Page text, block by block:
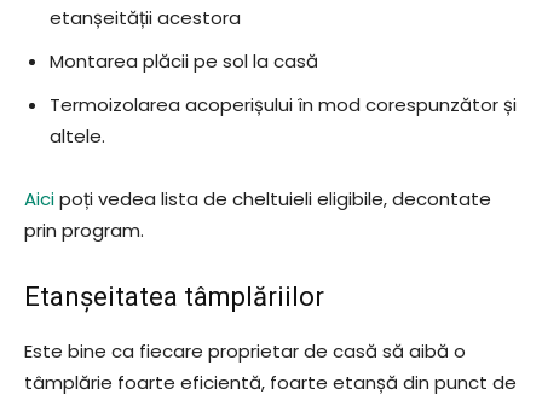
etanșeității acestora
Montarea plăcii pe sol la casă
Termoizolarea acoperișului în mod corespunzător și
altele.
Aicipoți vedea lista de cheltuieli eligibile, decontate
prin program.
Etanșeitatea tâmplăriilor
Este bine ca fiecare proprietar de casă să aibă o
tâmplărie foarte eficientă, foarte etanșă din punct de